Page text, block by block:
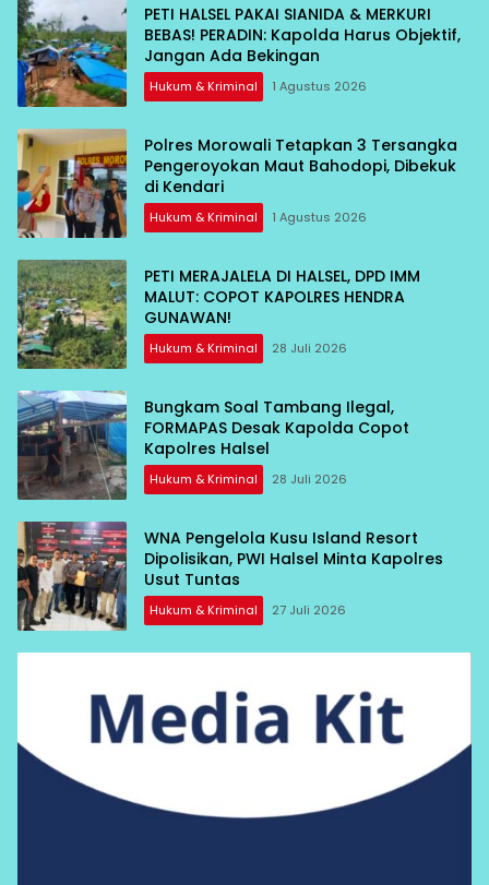
PETI HALSEL PAKAI SIANIDA & MERKURI
BEBAS! PERADIN: Kapolda Harus Objektif,
Jangan Ada Bekingan
Hukum & Kriminal 1 Agustus 2026
Polres Morowali Tetapkan 3 Tersangka
Pengeroyokan Maut Bahodopi, Dibekuk
di Kendari
Hukum & Kriminal 1 Agustus 2026
PETI MERAJALELA DI HALSEL, DPD IMM
MALUT: COPOT KAPOLRES HENDRA
GUNAWAN!
Hukum & Kriminal 28 Juli 2026
Bungkam Soal Tambang Ilegal,
FORMAPAS Desak Kapolda Copot
Kapolres Halsel
Hukum & Kriminal 28 Juli 2026
WNA Pengelola Kusu Island Resort
Dipolisikan, PWI Halsel Minta Kapolres
Usut Tuntas
Hukum & Kriminal 27 Juli 2026